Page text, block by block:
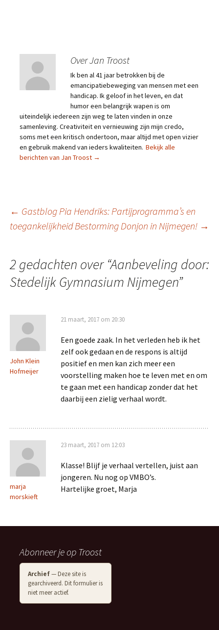
Over Jan Troost
Ik ben al 41 jaar betrokken bij de
emancipatiebeweging van mensen met een
handicap. Ik geloof in het leven, en dat
humor een belangrijk wapen is om
uiteindelijk iedereen zijn weg te laten vinden in onze
samenleving. Creativiteit en vernieuwing zijn mijn credo,
soms met een kritisch ondertoon, maar altijd met open vizier
en gebruik makend van ieders kwaliteiten. Bekijk alle
berichten van Jan Troost →
Berichtnavigatie
← Gastblog Pia Hendriks: Partijprogramma’s en
toegankelijkheidBestorming Donjon in Nijmegen! →
2 gedachten over “Aanbeveling door:
Stedelijk Gymnasium Nijmegen”
John Klein
Hofmeijer
21 maart, 2017 om 20:30
Een goede zaak. In het verleden heb ik het
zelf ook gedaan en de respons is altijd
positief en men kan zich meer een
voorstelling maken hoe te leven met en om
te gaan met een handicap zonder dat het
daarbij een zielig verhaal wordt.
marja
morskieft
23 maart, 2017 om 12:03
Klasse! Blijf je verhaal vertellen, juist aan
jongeren. Nu nog op VMBO’s.
Hartelijke groet, Marja
Abonneer je op Troost
Archief— Deze site is
gearchiveerd. Dit formulier is
niet meer actief.